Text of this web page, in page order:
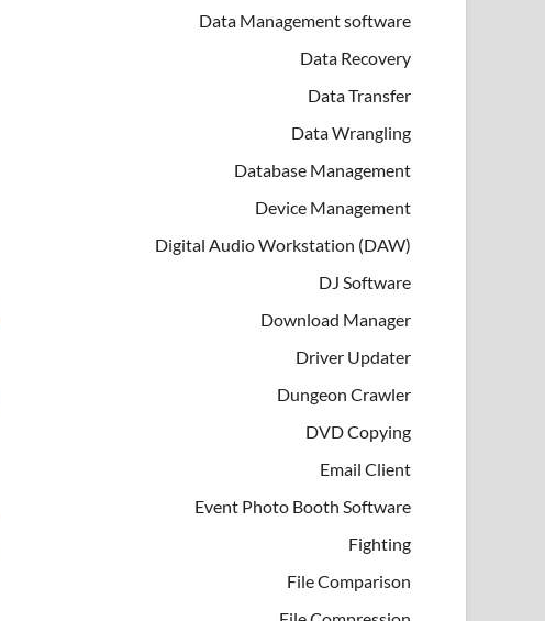
Data Management software
Data Recovery
Data Transfer
Data Wrangling
Database Management
Device Management
Digital Audio Workstation (DAW)
DJ Software
Download Manager
Driver Updater
Dungeon Crawler
DVD Copying
Email Client
Event Photo Booth Software
Fighting
File Comparison